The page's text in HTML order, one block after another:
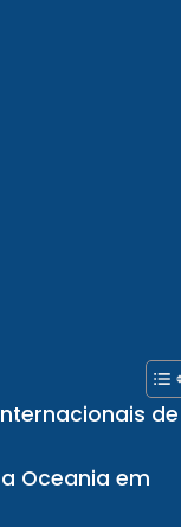
de
Oceania em